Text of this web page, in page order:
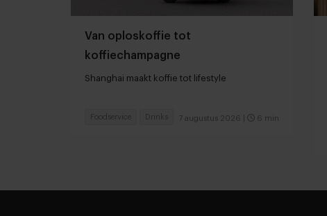
Van oploskoffie tot
koffiechampagne
Shanghai maakt koffie tot lifestyle
7 augustus 2026 6 min
Foodservice Drinks